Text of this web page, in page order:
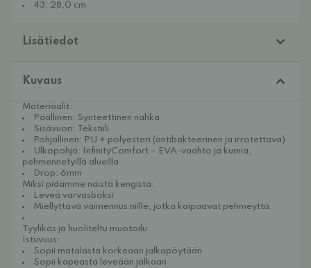
43: 28,0 cm
Lisätiedot
Kuvaus
Materiaalit:
Päällinen: Synteettinen nahka
Sisävuori: Tekstiili
Pohjallinen: PU + polyesteri (antibakteerinen ja irrotettava)
Ulkopohja: InfinityComfort – EVA-vaahto ja kumia,
pehmennetyillä alueilla
Drop: 6mm
Miksi pidämme näistä kengistä:
Leveä varvasboksi
Miellyttävä vaimennus niille, jotka kaipaavat pehmeyttä
Tyylikäs ja huoliteltu muotoilu
Istuvuus:
Sopii matalasta korkeaan jalkapöytään
Sopii kapeasta leveään jalkaan